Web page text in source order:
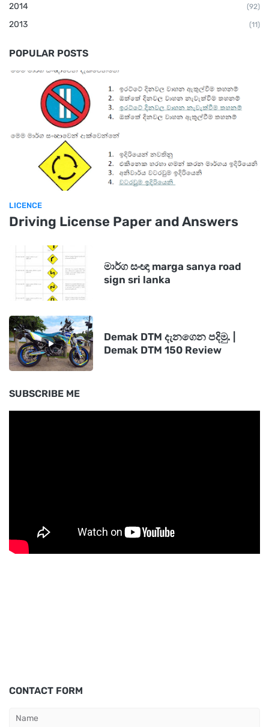
2014 (92)
2013 (11)
POPULAR POSTS
LICENCE
Driving License Paper and Answers
මාර්ග සංඥා marga sanya road
sign sri lanka
Demak DTM දැනගෙන පදිමු. |
Demak DTM 150 Review
SUBSCRIBE ME
CONTACT FORM